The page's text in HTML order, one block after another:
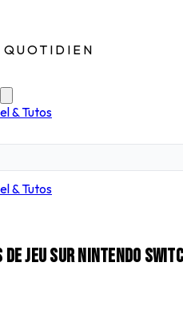
& Tutos
& Tutos
de jeu sur Nintendo